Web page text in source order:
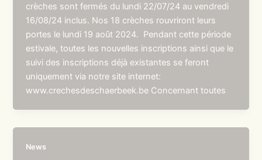
crèches sont fermés du lundi 22/07/24 au vendredi
16/08/24 inclus. Nos 18 crèches rouvriront leurs
portes le lundi 19 août 2024. Pendant cette période
estivale, toutes les nouvelles inscriptions ainsi que le
suivi des inscriptions déjà existantes se feront
uniquement via notre site internet:
www.crechesdeschaerbeek.be Concernant toutes
News